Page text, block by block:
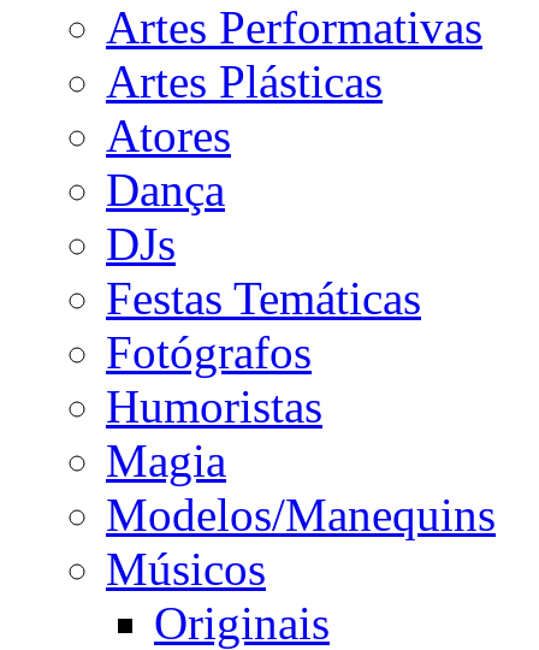
Artes Performativas
Artes Plásticas
Atores
Dança
DJs
Festas Temáticas
Fotógrafos
Humoristas
Magia
Modelos/Manequins
Músicos
Originais